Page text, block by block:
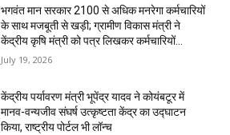
भगवंत मान सरकार 2100 से अधिक मनरेगा कर्मचारियों
के साथ मजबूती से खड़ी; ग्रामीण विकास मंत्री ने
केंद्रीय कृषि मंत्री को पत्र लिखकर कर्मचारियों...
July 19, 2026
केंद्रीय पर्यावरण मंत्री भूपेंद्र यादव ने कोयंबटूर में
मानव-वन्यजीव संघर्ष उत्कृष्टता केंद्र का उद्घाटन
किया, राष्ट्रीय पोर्टल भी लॉन्च